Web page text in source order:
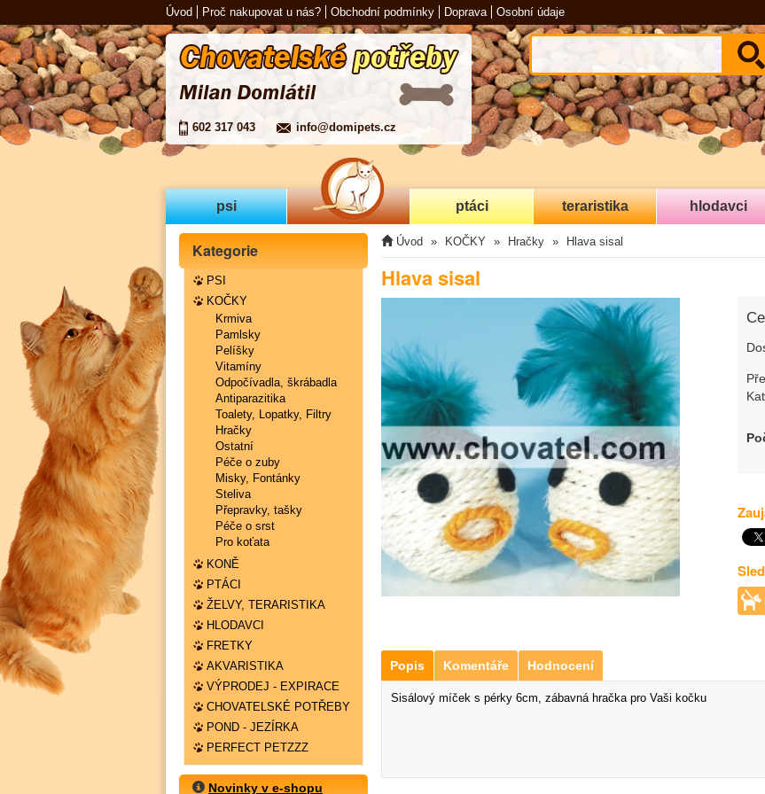
Úvod Proč nakupovat u nás? Obchodní podmínky Doprava Osobní údaje
602 317 043 info@domipets.cz
psi ptáci teraristika hlodavci
Kategorie
PSI
KOČKY
Krmiva
Pamlsky
Pelíšky
Vitamíny
Odpočívadla, škrábadla
Antiparazitika
Toalety, Lopatky, Filtry
Hračky
Ostatní
Péče o zuby
Misky, Fontánky
Steliva
Přepravky, tašky
Péče o srst
Pro koťata
KONĚ
PTÁCI
ŽELVY, TERARISTIKA
HLODAVCI
FRETKY
AKVARISTIKA
VÝPRODEJ - EXPIRACE
CHOVATELSKÉ POTŘEBY
POND - JEZÍRKA
PERFECT PETZZZ
Novinky v e-shopu
Úvod KOČKY Hračky Hlava sisal
Hlava sisal
Popis Komentáře Hodnocení
Sisálový míček s pérky 6cm, zábavná hračka pro Vaši kočku